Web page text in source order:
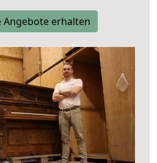
Angebote erhalten